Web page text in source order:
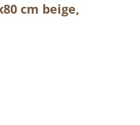
cm beige,